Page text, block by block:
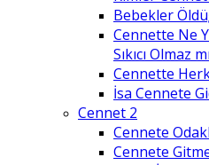
Bebekler
Cennette Ne
Sıkıcı Olmaz
Cennette
İsa Cennete
Cennet 2
Cennete
Cennete